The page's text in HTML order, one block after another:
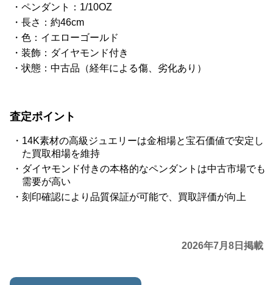
ペンダント：1/10OZ
長さ：約46cm
色：イエローゴールド
装飾：ダイヤモンド付き
状態：中古品（経年による傷、劣化あり）
査定ポイント
14K素材の高級ジュエリーは金相場と宝石価値で安定し
た買取相場を維持
ダイヤモンド付きの本格的なペンダントは中古市場でも
需要が高い
刻印確認により品質保証が可能で、買取評価が向上
2026年7月8日掲載